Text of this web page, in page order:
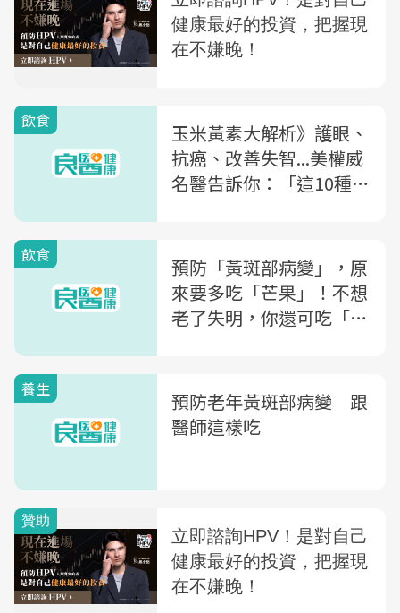
飲食
玉米黃素大解析》護眼、
抗癌、改善失智...美權威
名醫告訴你：「這10種食
飲食
預防「黃斑部病變」，原
來要多吃「芒果」！不想
老了失明，你還可吃「這
養生
預防老年黃斑部病變 跟
醫師這樣吃